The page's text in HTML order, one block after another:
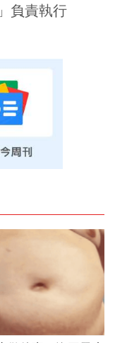
負責執行